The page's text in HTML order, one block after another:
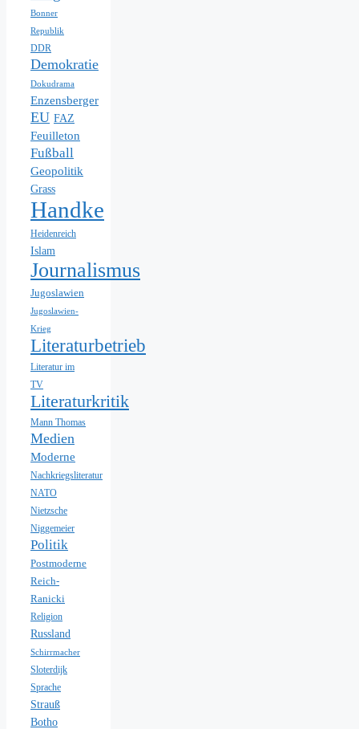
Bonner
Republik
DDR
Demokratie
Dokudrama
Enzensberger
EU FAZ
Feuilleton
Fußball
Geopolitik
Grass
Handke
Heidenreich
Islam
Journalismus
Jugoslawien
Jugoslawien-
Krieg
Literaturbetrieb
Literatur im
TV
Literaturkritik
Mann Thomas
Medien
Moderne
Nachkriegsliteratur
NATO
Nietzsche
Niggemeier
Politik
Postmoderne
Reich-
Ranicki
Religion
Russland
Schirrmacher
Sloterdijk
Sprache
Strauß
Botho